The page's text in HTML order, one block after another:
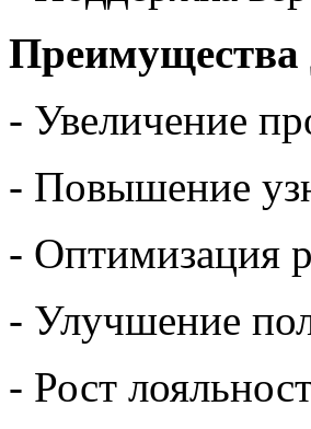
Преимущества
- Увеличение
- Повышение
- Оптимизация
- Улучшение
- Рост